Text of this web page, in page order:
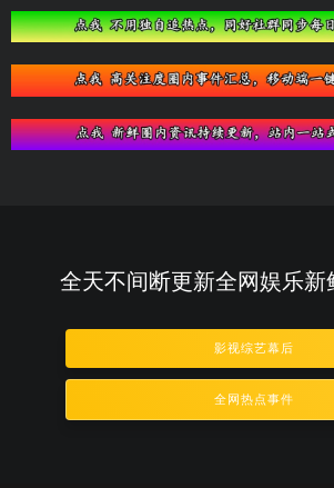
全天不间断更新全网娱乐新
影视综艺幕后
全网热点事件